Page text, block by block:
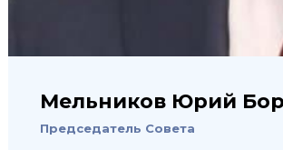
Мельников Юрий
Председатель Совета